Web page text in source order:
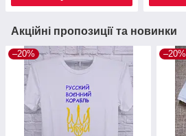
Акційні пропозиції та новинки
–20% –20%